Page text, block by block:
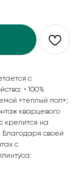
с
• 100%
«теплый пол»;
кварцевого
крепится на
Благодаря своей
с